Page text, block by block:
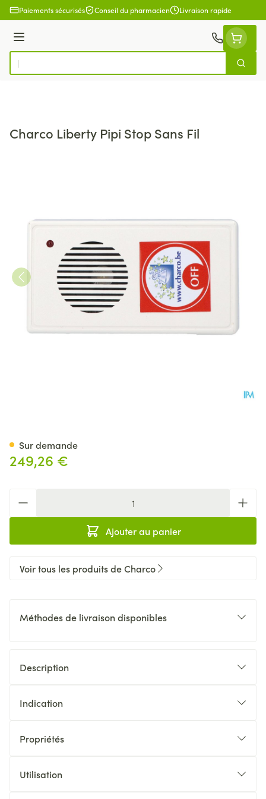
Aller au contenu
Paiements sécurisés Conseil du pharmacien Livraison rapide
Menu
Rechercher
Charco Liberty Pipi Stop Sans Fil
249,26 €
Ajouter au panier
Sur demande
Voir tous les produits de Charco
Méthodes de livraison disponibles
Description
Indication
Propriétés
Utilisation